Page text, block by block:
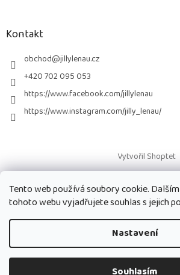
Tento web používá soubory cookie.
tohoto webu vyjadřujete souhlas s jejich
Nastavení
Souhlasím
Kontakt
obchod@jillylenau.cz
+420 702 095 053
https://www.facebook.com/jillylenau
https://www.instagram.com/jilly_lenau/
Vytvořil Shoptet
Copyright 2026Paruky Jilly Lenau s.r.o..